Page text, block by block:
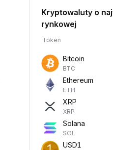
Kryptowaluty o
rynkowej
Token
Bitcoin
BTC
Ethereum
ETH
XRP
XRP
Solana
SOL
USD1